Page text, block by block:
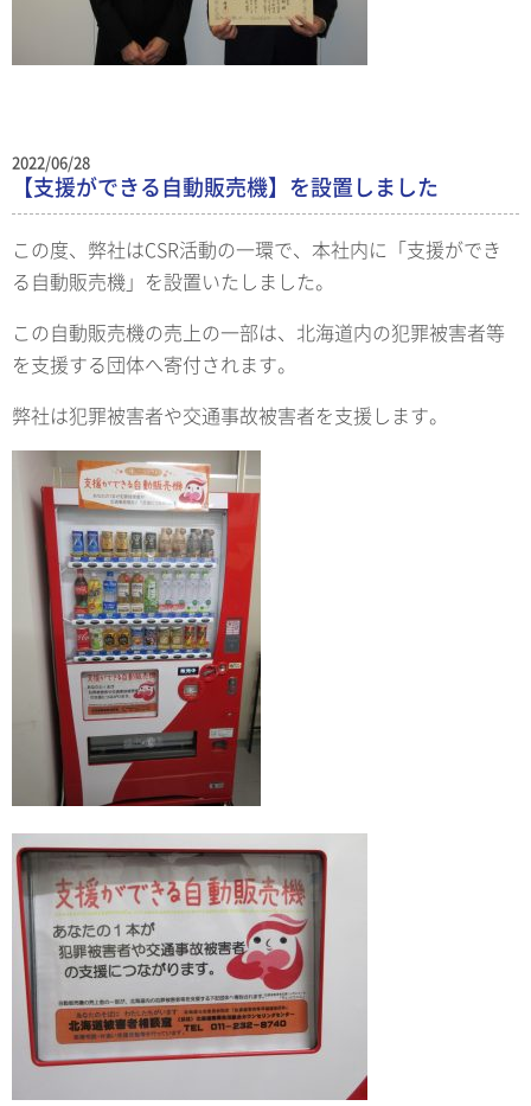
2022/06/28
【支援ができる自動販売機】を設置しました
この度、弊社はCSR活動の一環で、本社内に「支援ができ
る自動販売機」を設置いたしました。
この自動販売機の売上の一部は、北海道内の犯罪被害者等
を支援する団体へ寄付されます。
弊社は犯罪被害者や交通事故被害者を支援します。